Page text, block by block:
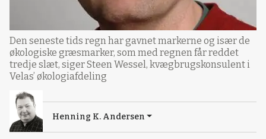
Den seneste tids regn har gavnet markerne og især de
økologiske græsmarker, som med regnen får reddet
tredje slæt, siger Steen Wessel, kvægbrugskonsulent i
Velas’ økologiafdeling
Henning K. Andersen